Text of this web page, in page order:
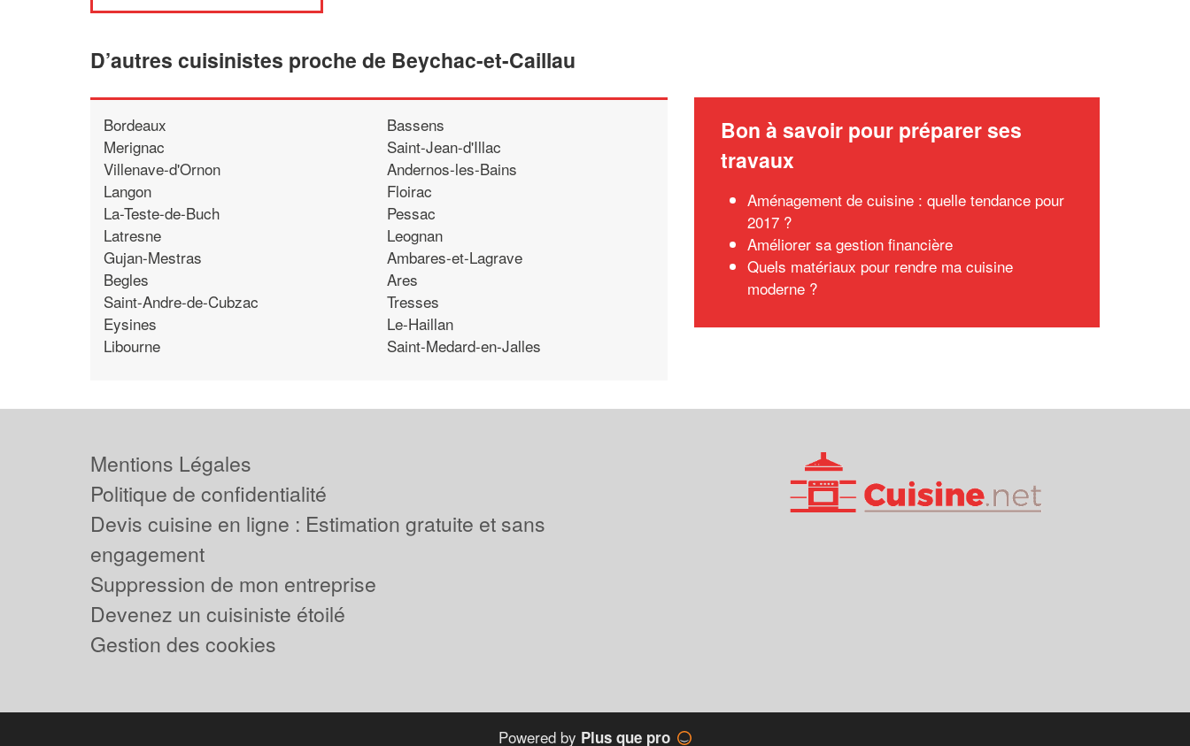
D’autres cuisinistes proche de Beychac-et-Caillau
Bordeaux
Merignac
Villenave-d'Ornon
Langon
La-Teste-de-Buch
Latresne
Gujan-Mestras
Begles
Saint-Andre-de-Cubzac
Eysines
Libourne
Bassens
Saint-Jean-d'Illac
Andernos-les-Bains
Floirac
Pessac
Leognan
Ambares-et-Lagrave
Ares
Tresses
Le-Haillan
Saint-Medard-en-Jalles
Bon à savoir pour préparer ses
travaux
Aménagement de cuisine : quelle tendance pour
2017 ?
Améliorer sa gestion financière
Quels matériaux pour rendre ma cuisine
moderne ?
Mentions Légales
Politique de confidentialité
Devis cuisine en ligne : Estimation gratuite et sans
engagement
Suppression de mon entreprise
Devenez un cuisiniste étoilé
Gestion des cookies
Powered by Plus que pro